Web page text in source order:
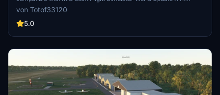
Caribbean. This add-on features animated boat, flag, and character
elements. Make sure to install the required libraries for an
enhanced experience. Dont miss out on this latest version!
von Totof33120
5.0